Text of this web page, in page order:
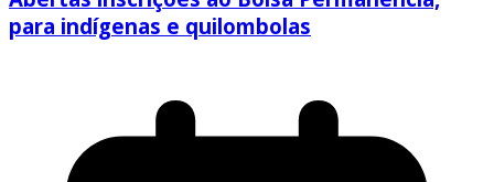
para indígenas e quilombolas